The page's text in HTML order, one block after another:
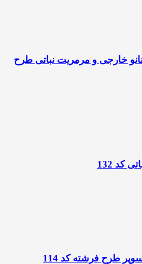
خارجی و مرمریت نباتی طرح
کد 132
طرح فرشته کد 114